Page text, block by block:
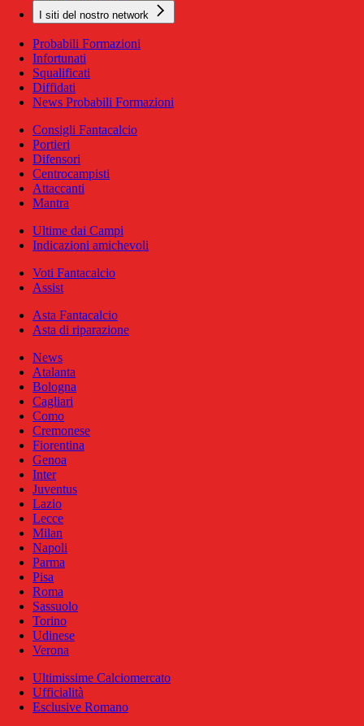
I siti del nostro network
Probabili Formazioni
Infortunati
Squalificati
Diffidati
News Probabili Formazioni
Consigli Fantacalcio
Portieri
Difensori
Centrocampisti
Attaccanti
Mantra
Ultime dai Campi
Indicazioni amichevoli
Voti Fantacalcio
Assist
Asta Fantacalcio
Asta di riparazione
News
Atalanta
Bologna
Cagliari
Como
Cremonese
Fiorentina
Genoa
Inter
Juventus
Lazio
Lecce
Milan
Napoli
Parma
Pisa
Roma
Sassuolo
Torino
Udinese
Verona
Ultimissime Calciomercato
Ufficialità
Esclusive Romano